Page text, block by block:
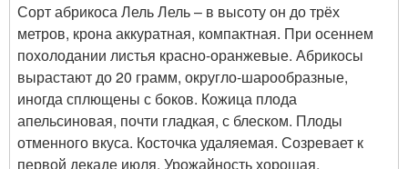
Сорт абрикоса Лель Лель – в высоту он до трёх
метров, крона аккуратная, компактная. При осеннем
похолодании листья красно-оранжевые. Абрикосы
вырастают до 20 грамм, округло-шарообразные,
иногда сплющены с боков. Кожица плода
апельсиновая, почти гладкая, с блеском. Плоды
отменного вкуса. Косточка удаляемая. Созревает к
первой декаде июля. Урожайность хорошая,